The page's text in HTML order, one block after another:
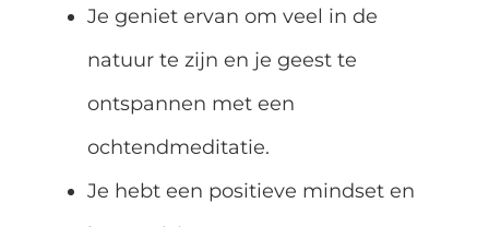
Je geniet ervan om veel in de
natuur te zijn en je geest te
ontspannen met een
ochtendmeditatie.
Je hebt een positieve mindset en